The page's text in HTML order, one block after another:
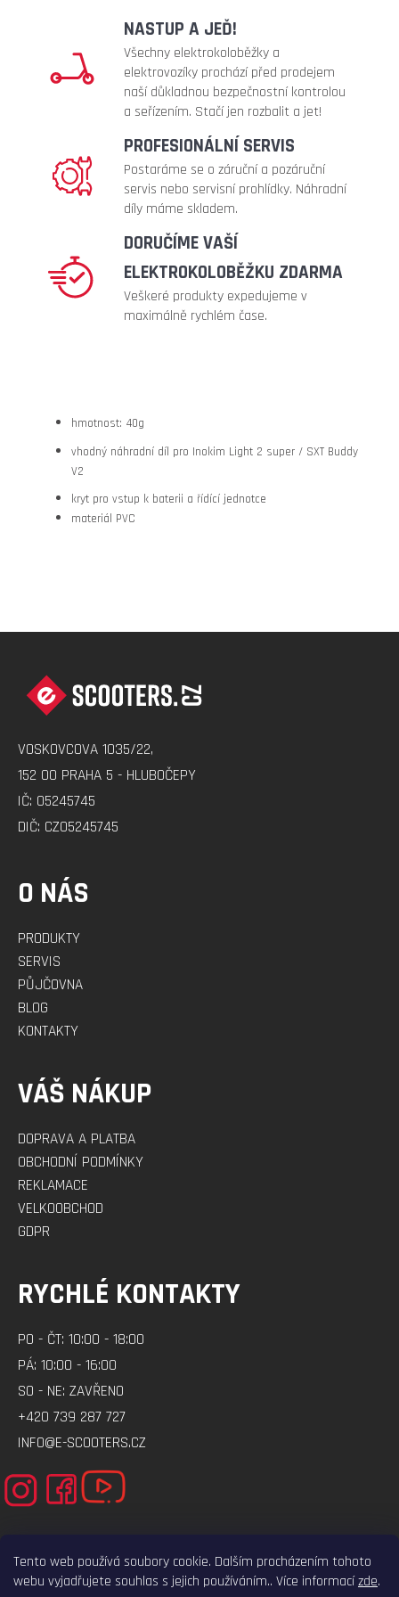
Tento web používá soubory cookie. Dalším procházením tohoto
webu vyjadřujete souhlas s jejich používáním.. Více informacízde.
NASTUP A JEĎ!
Všechny elektrokoloběžky a
elektrovozíky prochází před prodejem
naší důkladnou bezpečnostní kontrolou
a seřízením. Stačí jen rozbalit a jet!
PROFESIONÁLNÍ SERVIS
Postaráme se o záruční a pozáruční
servis nebo servisní prohlídky. Náhradní
díly máme skladem.
DORUČÍME VAŠÍ
ELEKTROKOLOBĚŽKU ZDARMA
Veškeré produkty expedujeme v
maximálně rychlém čase.
hmotnost: 40g
vhodný náhradní díl pro Inokim Light 2 super / SXT Buddy
V2
kryt pro vstup k baterii a řídící jednotce
materiál PVC
Původně:
VOSKOVCOVA 1035/22,
152 00 PRAHA 5 - HLUBOČEPY
IČ: 05245745
DIČ: CZ05245745
O NÁS
PRODUKTY
SERVIS
PŮJČOVNA
BLOG
KONTAKTY
VÁŠ NÁKUP
DOPRAVA A PLATBA
OBCHODNÍ PODMÍNKY
REKLAMACE
VELKOOBCHOD
GDPR
RYCHLÉ KONTAKTY
PO - ČT: 10:00 - 18:00
PÁ: 10:00 - 16:00
SO - NE: ZAVŘENO
+420 739 287 727
INFO@E-SCOOTERS.CZ